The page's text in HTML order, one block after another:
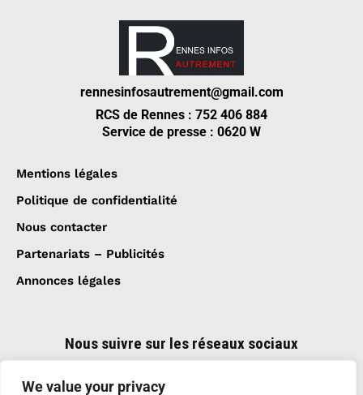
We value your privacy
rennesinfosautrement@gmail.com
RCS de Rennes : 752 406 884
Service de presse : 0620 W
Mentions légales
Politique de confidentialité
Nous contacter
Partenariats – Publicités
Annonces légales
Nous suivre sur les réseaux sociaux